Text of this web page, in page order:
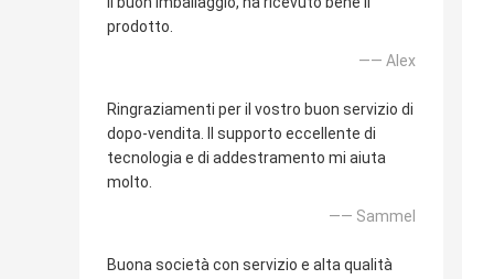
prodotto.
—— Alex
Ringraziamenti per il vostro buon servizio di
dopo-vendita. Il supporto eccellente di
tecnologia e di addestramento mi aiuta
molto.
—— Sammel
Buona società con servizio e alta qualità